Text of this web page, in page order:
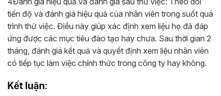
tiến độ và đánh giá hiệu quả của nhân viên trong suốt quá
trình thử việc. Điều này giúp xác định xem liệu họ đã đáp
ứng được các mục tiêu đào tạo hay chưa. Sau thời gian 2
tháng, đánh giá kết quả và quyết định xem liệu nhân viên
có tiếp tục làm việc chính thức trong công ty hay không.
Kết luận: